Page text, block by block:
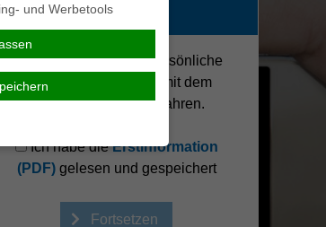
gewünscht?
Ich verzichte auf eine persönliche
Beratung und möchte mit dem
Besuch der Seite fortfahren.
Ich habe dieErstinformation
(PDF)gelesen und gespeichert
Fortsetzen
und Werbetools